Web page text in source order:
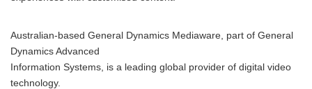
Australian-based General Dynamics Mediaware, part of General
Dynamics Advanced
Information Systems, is a leading global provider of digital video
technology.